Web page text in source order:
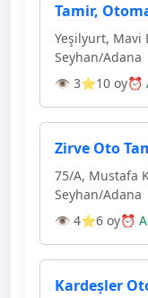
Tamir,
Yeşilyurt, Mavi
Seyhan/Adana
👁 3⭐10 oy⏰
Zirve Oto
75/A, Mustafa
Seyhan/Adana
👁 4⭐6 oy⏰
Kardeṣler